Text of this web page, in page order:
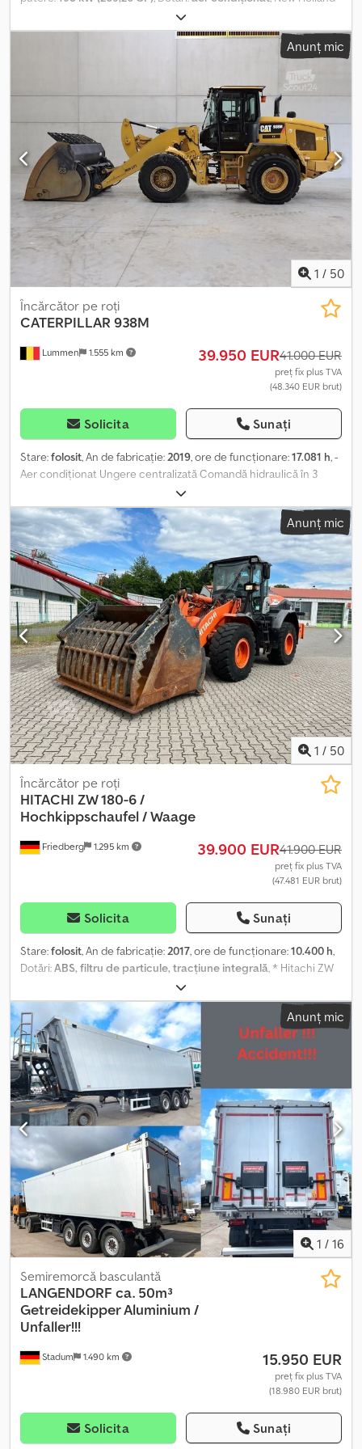
T 7.270 folosit, cu cabină, aer condiționat, ventilație și încălzire.
Priză de putere frontală (FZW), cârlig de remorcare (AHK), cu
cuplă K80, tirant superior mecanic. Sistem de ghidare EGNOS.
Anunț mic
1 / 50
Lummen 1.555 km
Încărcător pe roți
CATERPILLAR 938M
39.950 EUR41.000 EUR
preț fix plus TVA
(48.340 EUR brut)
Solicita Sunați
Stare:folosit, An de fabricație:2019, ore de funcționare:17.081 h, -
Aer condiționat Ungere centralizată Comandă hidraulică în 3
circuite Dwedjzct R Topfx Al Aea Mai multe informații Pentru mai
multe informații, contactați-l pe Kurt Meurrens , )
Anunț mic
1 / 50
Friedberg 1.295 km
Încărcător pe roți
HITACHI ZW 180-6 /
Hochkippschaufel / Waage
39.900 EUR41.900 EUR
preț fix plus TVA
(47.481 EUR brut)
Solicita Sunați
Stare:folosit, An de fabricație: 2017, ore de funcționare:10.400 h,
Dotări:ABS, filtru de particule, tracțiune integrală , * Hitachi ZW
180-6 încărcător frontal * An fabricație: 2017 Dodpfxozbpvvs Al
Ajwa * Ore funcționare: 10.400 h * Greutate: 12.300 kg * Cupă
hidraulică basculantă cu graifer * Volum: 3,2 m³ * Cu sistem rapid
de schimbare a atașamentelor * Include cântar + imprimantă *
Mai multe poze și videoclipuri pe Whatsapp * Informațiile sunt fără
garanție și cu vânzare intermediară rezervată.
Anunț mic
1 / 16
Stadum 1.490 km
Semiremorcă basculantă
LANGENDORF ca. 50m³
Getreidekipper Aluminium /
Unfaller!!!
15.950 EUR
preț fix plus TVA
(18.980 EUR brut)
Solicita Sunați